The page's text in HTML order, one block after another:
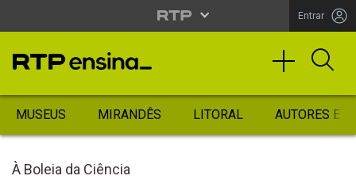
Entrar
MUSEUS MIRANDÊS LITORAL AUTORES
À Boleia da Ciência